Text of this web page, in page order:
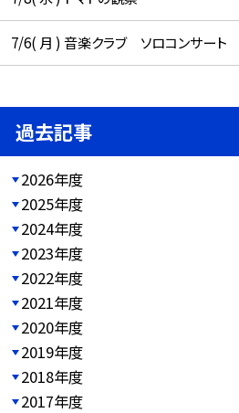
7/6( 月 ) 音楽クラブ ソロコンサート
過去記事
2026年度
2025年度
2024年度
2023年度
2022年度
2021年度
2020年度
2019年度
2018年度
2017年度